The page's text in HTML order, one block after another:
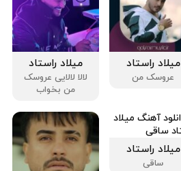
میلاد راستاد
عروسک من
میلاد راستاد
لالا لالایی عروسک
من بخواب
میلاد راستاد
ساقی